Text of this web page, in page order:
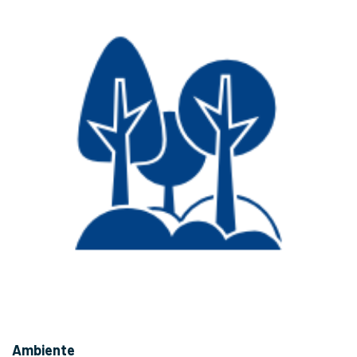
Ambiente